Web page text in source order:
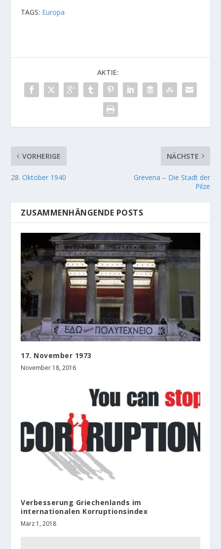
TAGS: Europa
AKTIE:
VORHERIGE
28. Oktober 1940
NÄCHSTE
Grevena – Die Stadt der
Pilze
ZUSAMMENHÄNGENDE POSTS
17. November 1973
November 18, 2016
Verbesserung Griechenlands im
internationalen Korruptionsindex
März 1, 2018